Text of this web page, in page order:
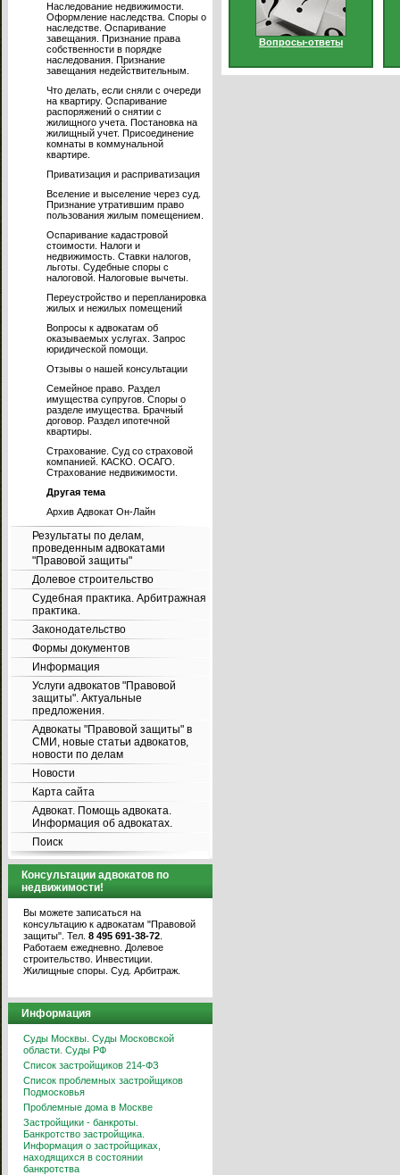
Наследование недвижимости.
Оформление наследства. Споры о
наследстве. Оспаривание
завещания. Признание права
собственности в порядке
наследования. Признание
завещания недействительным.
Что делать, если сняли с очереди
на квартиру. Оспаривание
распоряжений о снятии с
жилищного учета. Постановка на
жилищный учет. Присоединение
комнаты в коммунальной
квартире.
Приватизация и расприватизация
Вселение и выселение через суд.
Признание утратившим право
пользования жилым помещением.
Оспаривание кадастровой
стоимости. Налоги и
недвижимость. Ставки налогов,
льготы. Судебные споры с
налоговой. Налоговые вычеты.
Переустройство и перепланировка
жилых и нежилых помещений
Вопросы к адвокатам об
оказываемых услугах. Запрос
юридической помощи.
Отзывы о нашей консультации
Семейное право. Раздел
имущества супругов. Споры о
разделе имущества. Брачный
договор. Раздел ипотечной
квартиры.
Страхование. Суд со страховой
компанией. КАСКО. ОСАГО.
Страхование недвижимости.
Другая тема
Архив Адвокат Он-Лайн
Результаты по делам,
проведенным адвокатами
"Правовой защиты"
Долевое строительство
Судебная практика. Арбитражная
практика.
Законодательство
Формы документов
Информация
Услуги адвокатов "Правовой
защиты". Актуальные
предложения.
Адвокаты "Правовой защиты" в
СМИ, новые статьи адвокатов,
новости по делам
Новости
Карта сайта
Адвокат. Помощь адвоката.
Информация об адвокатах.
Поиск
Консультации адвокатов по
недвижимости!
Вы можете записаться на
консультацию к адвокатам "Правовой
защиты". Тел. 8 495 691-38-72
Работаем ежедневно. Долевое
строительство. Инвестиции.
Жилищные споры. Суд. Арбитраж.
Информация
Суды Москвы. Суды Московской
области. Суды РФ
Список застройщиков 214-ФЗ
Список проблемных застройщиков
Подмосковья
Проблемные дома в Москве
Застройщики - банкроты.
Банкротство застройщика.
Информация о застройщиках,
находящихся в состоянии
банкротства
Вопросы-ответы